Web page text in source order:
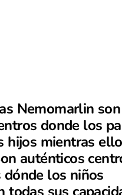
Nemomarlin
donde los
hijos mientras
auténticos
dónde los niños